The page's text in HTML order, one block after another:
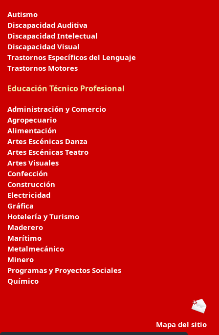
Autismo
Discapacidad Auditiva
Discapacidad Intelectual
Discapacidad Visual
Trastornos Específicos del Lenguaje
Trastornos Motores
Educación Técnico Profesional
Administración y Comercio
Agropecuario
Alimentación
Artes Escénicas Danza
Artes Escénicas Teatro
Artes Visuales
Confección
Construcción
Electricidad
Gráfica
Hotelería y Turismo
Maderero
Marítimo
Metalmecánico
Minero
Programas y Proyectos Sociales
Químico
Mapa del sitio